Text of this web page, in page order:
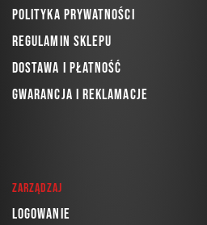
Polityka prywatności
Regulamin sklepu
Dostawa i płatność
Gwarancja i reklamacje
Zarządzaj
Logowanie